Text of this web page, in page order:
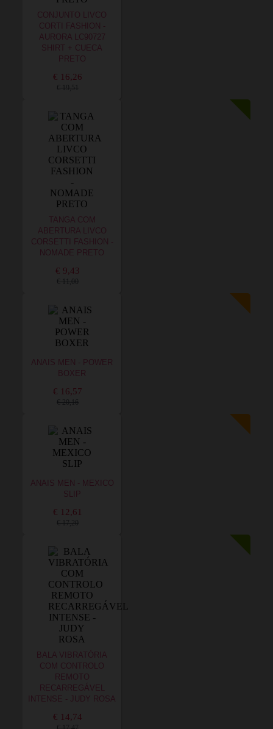
CONJUNTO LIVCO
CORTI FASHION -
AURORA LC90727
SHIRT + CUECA
PRETO
€ 16,26
€ 19,51
TANGA COM
ABERTURA LIVCO
CORSETTI FASHION -
NOMADE PRETO
€ 9,43
€ 11,00
ANAIS MEN - POWER
BOXER
€ 16,57
€ 20,16
ANAIS MEN - MEXICO
SLIP
€ 12,61
€ 17,20
BALA VIBRATÓRIA
COM CONTROLO
REMOTO
RECARREGÁVEL
INTENSE - JUDY ROSA
€ 14,74